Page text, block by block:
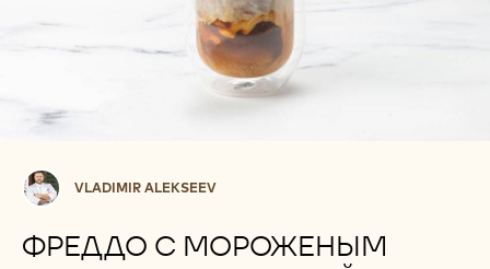
Vladimir
Alekseev
VLADIMIR ALEKSEEV
ФРЕДДО С МОРОЖЕНЫМ